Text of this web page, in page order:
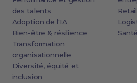
des talents
Adoption de l'IA
Bien-être & résilience
Transformation
organisationnelle
Diversité, équité et
inclusion
Retail